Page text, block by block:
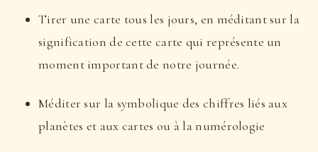
Tirer une carte tous les jours, en méditant sur la
signification de cette carte qui représente un
moment important de notre journée.
Méditer sur la symbolique des chiffres liés aux
planètes et aux cartes ou à la numérologie